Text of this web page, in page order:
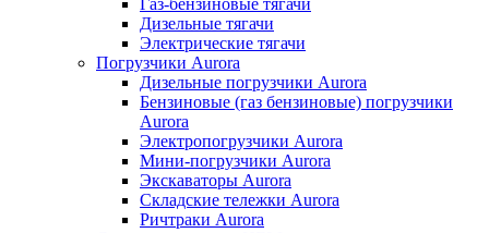
Газ-бензиновые тягачи
Дизельные тягачи
Электрические тягачи
Погрузчики Aurora
Дизельные погрузчики Aurora
Бензиновые (газ бензиновые) погрузчики
Aurora
Электропогрузчики Aurora
Мини-погрузчики Aurora
Экскаваторы Aurora
Складские тележки Aurora
Ричтраки Aurora